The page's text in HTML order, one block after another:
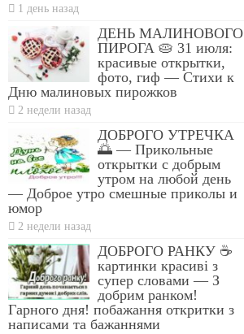
1 день назад
ДЕНЬ МАЛИНОВОГО
ПИРОГА 🥧 31 июля:
красивые открытки,
фото, гиф — Стихи к
Дню малиновых пирожков
2 недели назад
ДОБРОГО УТРЕЧКА
🌅 — Прикольные
открытки с добрым
утром на любой день
— Доброе утро смешные приколы и
юмор
2 недели назад
ДОБРОГО РАНКУ ☕
картинки красиві з
супер словами — З
добрим ранком!
Гарного дня! побажання откритки з
написами та бажаннями